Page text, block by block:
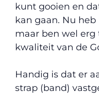
kunt gooien en
kan gaan. Nu
maar ben wel erg
kwaliteit van de
Handig is dat er
strap (band)